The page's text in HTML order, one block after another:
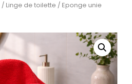
/ Linge de toilette / Eponge unie